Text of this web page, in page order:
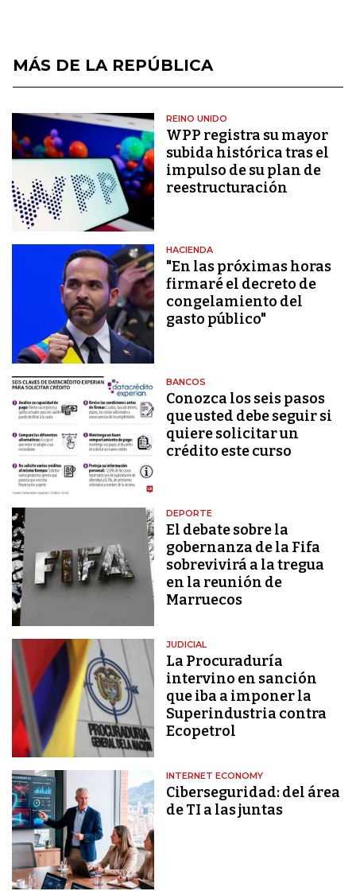
MÁS DE LA REPÚBLICA
REINO UNIDO
WPP registra su mayor
subida histórica tras el
impulso de su plan de
reestructuración
HACIENDA
"En las próximas horas
firmaré el decreto de
congelamiento del
gasto público"
BANCOS
Conozca los seis pasos
que usted debe seguir si
quiere solicitar un
crédito este curso
DEPORTE
El debate sobre la
gobernanza de la Fifa
sobrevivirá a la tregua
en la reunión de
Marruecos
JUDICIAL
La Procuraduría
intervino en sanción
que iba a imponer la
Superindustria contra
Ecopetrol
INTERNET ECONOMY
Ciberseguridad: del área
de TI a las juntas